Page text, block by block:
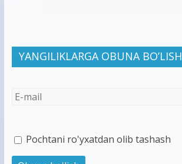
YANGILIKLARGA OBUNA BO’LISH
Pochtani ro'yxatdan olib tashash